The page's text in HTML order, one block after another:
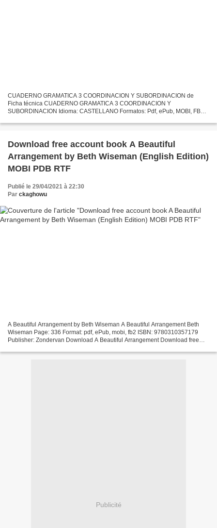
CUADERNO GRAMATICA 3 COORDINACION Y SUBORDINACION de
Ficha técnica CUADERNO GRAMATICA 3 COORDINACION Y
SUBORDINACION Idioma: CASTELLANO Formatos: Pdf, ePub, MOBI, FB2
eBook gratis Descargar...
Download free account book A Beautiful
Arrangement by Beth Wiseman (English Edition)
MOBI PDB RTF
Publié le 29/04/2021 à 22:30
Par ckaghowu
A Beautiful Arrangement by Beth Wiseman A Beautiful Arrangement Beth
Wiseman Page: 336 Format: pdf, ePub, mobi, fb2 ISBN: 9780310357179
Publisher: Zondervan Download A Beautiful Arrangement Download free
Publicité